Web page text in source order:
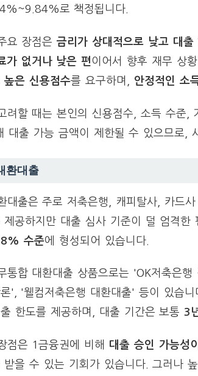
로 책정됩니다.
요 장점은금리가 상대적으로 낮고 대출
가 없거나 낮은 편이어서 향후 재무 상
높은 신용점수를 요구하며, 안정적인 소
려할 때는 본인의 신용점수, 소득 수준,
대출 가능 금액이 제한될 수 있으므로,
환대출
대출은 주로 저축은행, 캐피탈사, 카드
제공하지만 대출 심사 기준이 덜 엄격
수준에 형성되어 있습니다.
통합 대환대출 상품으로는 'OK저축은
', '웰컴저축은행 대환대출' 등이 있습
한도를 제공하며, 대출 기간은 보통3
점은 1금융권에 비해 대출 승인 가능성
받을 수 있는 기회가 있습니다. 그러나